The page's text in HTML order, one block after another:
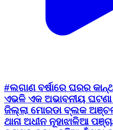
#ଲଗାଣ ବର୍ଷାରେ ଘରର
ଏଭଳି ଏକ ଅଭାବନୀୟ
ଜିଲ୍ଲା ମୋରଡା ବ୍ଲକ
ଥାନା ଅଧୀନ ନୂହାଝାଳିଆ